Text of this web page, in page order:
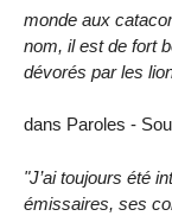
monde aux
nom, il est de fort
dévorés par les
dans Paroles -
"J’ai toujours été
émissaires, ses